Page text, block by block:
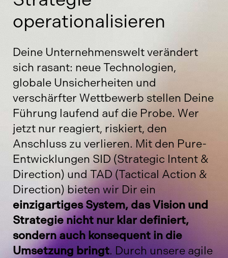
operationalisieren
Deine Unternehmenswelt verändert
sich rasant: neue Technologien,
globale Unsicherheiten und
verschärfter Wettbewerb stellen Deine
Führung laufend auf die Probe. Wer
jetzt nur reagiert, riskiert, den
Anschluss zu verlieren. Mit den Pure-
Entwicklungen SID (Strategic Intent &
Direction) und TAD (Tactical Action &
Direction) bieten wir Dir ein
einzigartiges System, das Vision und
Strategie nicht nur klar definiert,
sondern auch konsequent in die
Umsetzung bringt. Durch unsere agile